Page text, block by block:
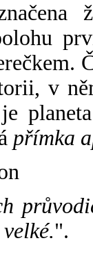
v
přímka
".